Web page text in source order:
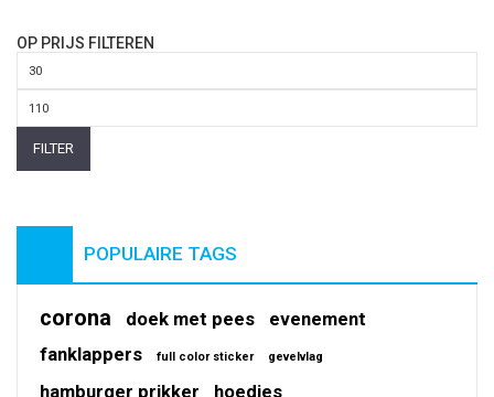
OP PRIJS FILTEREN
Min.
Max.
FILTER
POPULAIRE TAGS
corona doek met pees
evenement
fanklappers
full color sticker gevelvlag
hamburger prikker
hoedjes